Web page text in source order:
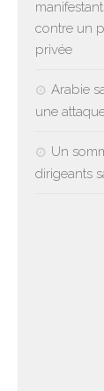
contre un
privée
Arabie
une
Un
dirigeants